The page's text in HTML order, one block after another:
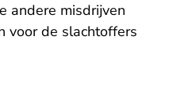
andere misdrijven
voor de slachtoffers